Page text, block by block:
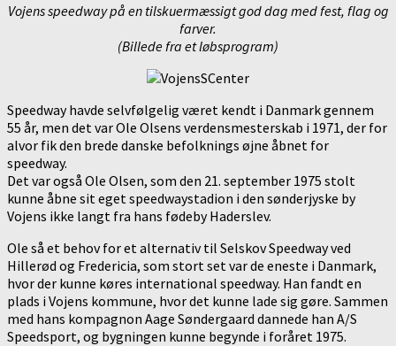
Vojens speedway på en tilskuermæssigt god dag med fest, flag og
farver.
(Billede fra et løbsprogram)
Speedway havde selvfølgelig været kendt i Danmark gennem
55 år, men det var Ole Olsens verdensmesterskab i 1971, der for
alvor fik den brede danske befolknings øjne åbnet for
speedway.
Det var også Ole Olsen, som den 21. september 1975 stolt
kunne åbne sit eget speedwaystadion i den sønderjyske by
Vojens ikke langt fra hans fødeby Haderslev.
Ole så et behov for et alternativ til Selskov Speedway ved
Hillerød og Fredericia, som stort set var de eneste i Danmark,
hvor der kunne køres international speedway. Han fandt en
plads i Vojens kommune, hvor det kunne lade sig gøre. Sammen
med hans kompagnon Aage Søndergaard dannede han A/S
Speedsport, og bygningen kunne begynde i foråret 1975.